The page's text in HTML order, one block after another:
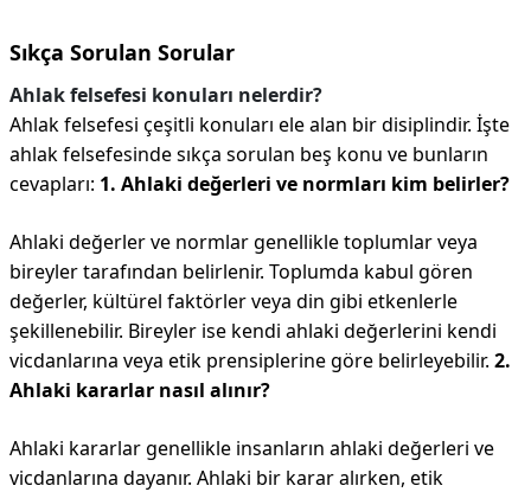
Sıkça Sorulan Sorular
Ahlak felsefesi konuları nelerdir?
Ahlak felsefesi çeşitli konuları ele alan bir disiplindir. İşte
ahlak felsefesinde sıkça sorulan beş konu ve bunların
cevapları: 1. Ahlaki değerleri ve normları kim belirler?
Ahlaki değerler ve normlar genellikle toplumlar veya
bireyler tarafından belirlenir. Toplumda kabul gören
değerler, kültürel faktörler veya din gibi etkenlerle
şekillenebilir. Bireyler ise kendi ahlaki değerlerini kendi
vicdanlarına veya etik prensiplerine göre belirleyebilir. 2.
Ahlaki kararlar nasıl alınır?
Ahlaki kararlar genellikle insanların ahlaki değerleri ve
vicdanlarına dayanır. Ahlaki bir karar alırken, etik